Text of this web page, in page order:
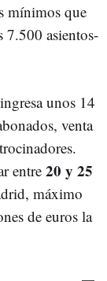
mínimos que
7.500 asientos-
unos 14
venta
entre 20 y 25
máximo
de euros la